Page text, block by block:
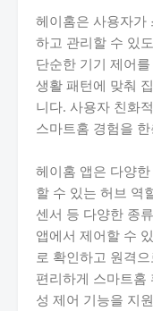
헤이홈은 사용자가
하고 관리할 수 있
단순한 기기 제어
생활 패턴에 맞춰
니다. 사용자 친화
스마트홈 경험을
헤이홈 앱은 다양
할 수 있는 허브 역
센서 등 다양한 종
앱에서 제어할 수
로 확인하고 원격
편리하게 스마트홈
성 제어 기능을 지